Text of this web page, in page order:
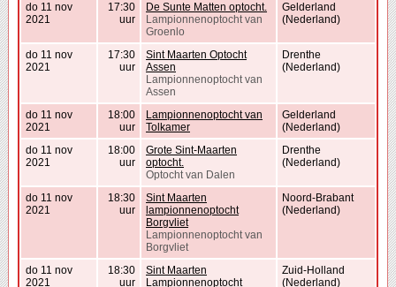
do 11 nov
2021
17:30
uur
De Sunte Matten optocht.
Lampionnenoptocht van
Groenlo
Gelderland
(Nederland)
do 11 nov
2021
17:30
uur
Sint Maarten Optocht
Assen
Lampionnenoptocht van
Assen
Drenthe
(Nederland)
do 11 nov
2021
18:00
uur
Lampionnenoptocht van
Tolkamer
Gelderland
(Nederland)
do 11 nov
2021
18:00
uur
Grote Sint-Maarten
optocht.
Optocht van Dalen
Drenthe
(Nederland)
do 11 nov
2021
18:30
uur
Sint Maarten
lampionnenoptocht
Borgvliet
Lampionnenoptocht van
Borgvliet
Noord-Brabant
(Nederland)
do 11 nov
2021
18:30
uur
Sint Maarten
Lampionnenoptocht
Zuid-Holland
(Nederland)